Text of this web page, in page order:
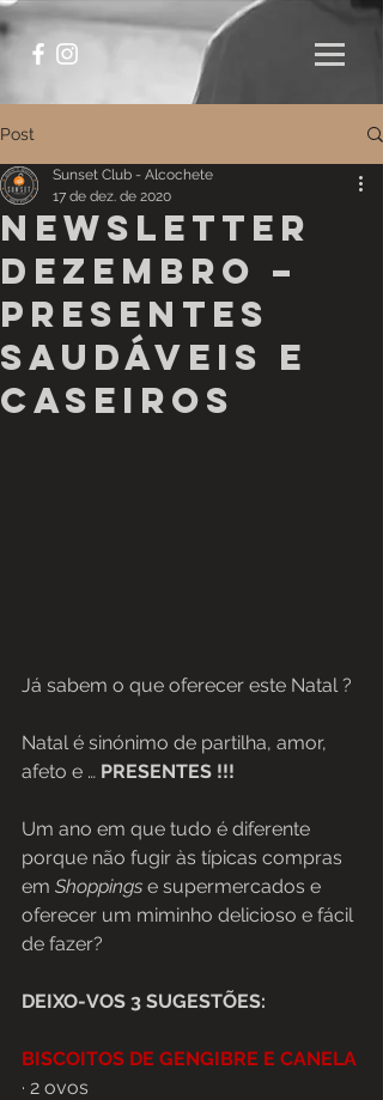
Post
NEWSLETTER
DEZEMBRO –
PRESENTES
SAUDÁVEIS E
CASEIROS
Sunset Club - Alcochete
17 de dez. de 2020
Já sabem o que oferecer este Natal ?
Natal é sinónimo de partilha, amor,
afeto e … PRESENTES !!!
Um ano em que tudo é diferente
porque não fugir às típicas compras
em Shoppings e supermercados e
oferecer um miminho delicioso e fácil
de fazer?
DEIXO-VOS 3 SUGESTÕES:
BISCOITOS DE GENGIBRE E CANELA
· 2 ovos